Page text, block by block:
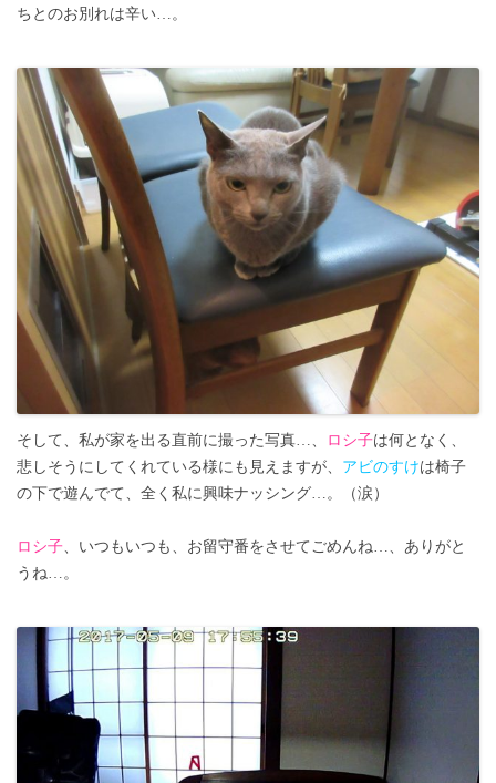
ちとのお別れは辛い…。
そして、私が家を出る直前に撮った写真…、 ロシ子は何となく、
悲しそうにしてくれている様にも見えますが、 アビのすけは椅子
の下で遊んでて、全く私に興味ナッシング…。（涙）
ロシ子、いつもいつも、お留守番をさせてごめんね…、ありがと
うね…。